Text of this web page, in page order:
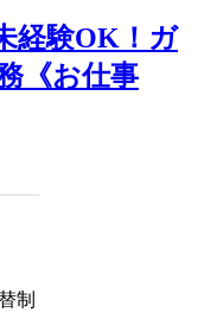
経験OK！ガ
《お仕事
制